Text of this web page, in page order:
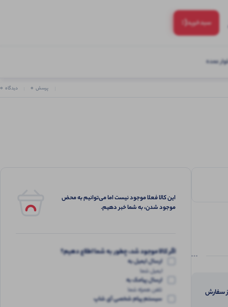
سبد‌خرید(:
عمده
پرسش 0 دیدگاه 0
سفارش
این کالا فعلا موجود نیست اما می‌توانیم به محض
موجود شدن، به شما خبر دهیم.
اگر کالا موجود شد، چطور به شما اطلاع دهیم؟
ارسال ایمیل به
ایمیل شما
ارسال پیامک به
تلفن همراه شما
سیستم پیام شخصی آی شاپ